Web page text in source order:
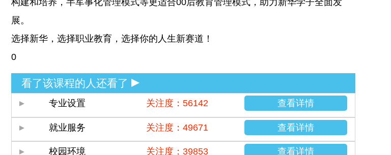
构建和培养，半军事化管理模式等更适合00后教育管理模式，助力新华学子全面发
展。
选择新华，选择职业教育，选择你的人生新赛道！
0
看了该课程的人还看了
专业设置 关注度：56142 查看详情
就业服务 关注度：49671 查看详情
校园环境 关注度：39853 查看详情